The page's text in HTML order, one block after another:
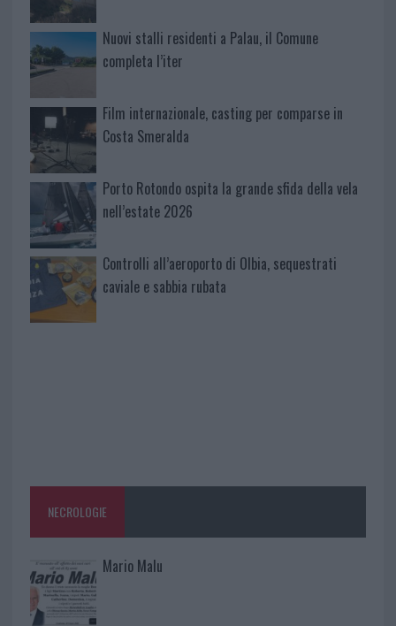
Nuovi stalli residenti a Palau, il Comune
completa l’iter
Film internazionale, casting per comparse in
Costa Smeralda
Porto Rotondo ospita la grande sfida della vela
nell’estate 2026
Controlli all’aeroporto di Olbia, sequestrati
caviale e sabbia rubata
NECROLOGIE
Mario Malu